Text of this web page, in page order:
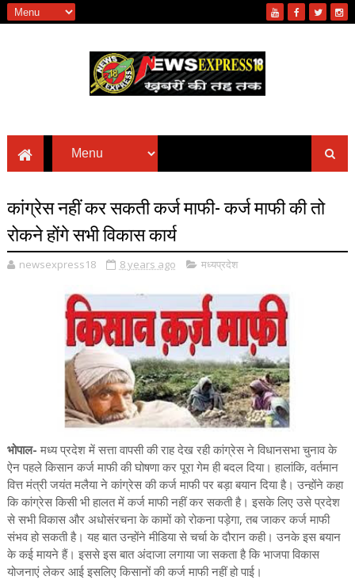
कांग्रेस नहीं कर सकती कर्ज माफी- कर्ज माफी की तो
रोकने होंगे सभी विकास कार्य
newsexpress18 8 years ago मध्यप्रदेश
भोपाल- मध्य प्रदेश में सत्ता वापसी की राह देख रही कांग्रेस ने विधानसभा चुनाव के
ऐन पहले किसान कर्ज माफी की घोषणा कर पूरा गेम ही बदल दिया। हालांकि, वर्तमान
वित्त मंत्री जयंत मलैया ने कांग्रेस की कर्ज माफी पर बड़ा बयान दिया है। उन्होंने कहा
कि कांग्रेस किसी भी हालत में कर्ज माफी नहीं कर सकती है। इसके लिए उसे प्रदेश
से सभी विकास और अधोसंरचना के कामों को रोकना पड़ेगा, तब जाकर कर्ज माफी
संभव हो सकती है। यह बात उन्होंने मीडिया से चर्चा के दौरान कही। उनके इस बयान
के कई मायने हैं। इससे इस बात अंदाजा लगाया जा सकता है कि भाजपा विकास
योजनाएं लेकर आई इसलिए किसानों की कर्ज माफी नहीं हो पाई।